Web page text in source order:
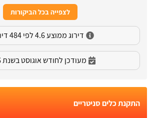
לצפייה בכל הביקורות
דירוג ממוצע 4.6 לפי 484 דירוגים
מעודכן לחודש אוגוסט בשנת 2026
התקנת כלים סניטריים